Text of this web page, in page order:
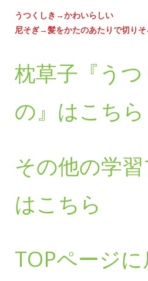
うつくしき→かわいらしい
尼そぎ→髪をかたのあたりで切りそ
枕草子『う
の』はこちら
その他の学
はこちら
TOPページ